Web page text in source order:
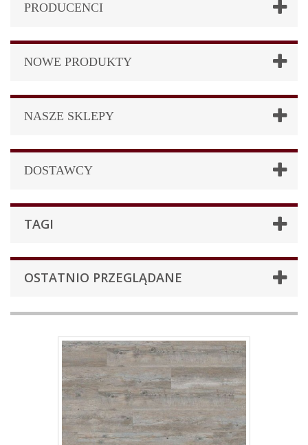
PRODUCENCI
NOWE PRODUKTY
NASZE SKLEPY
DOSTAWCY
TAGI
OSTATNIO PRZEGLĄDANE